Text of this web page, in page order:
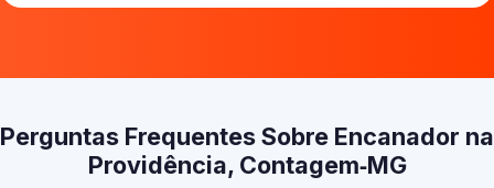
Perguntas Frequentes Sobre Encanador na
Providência, Contagem‑MG